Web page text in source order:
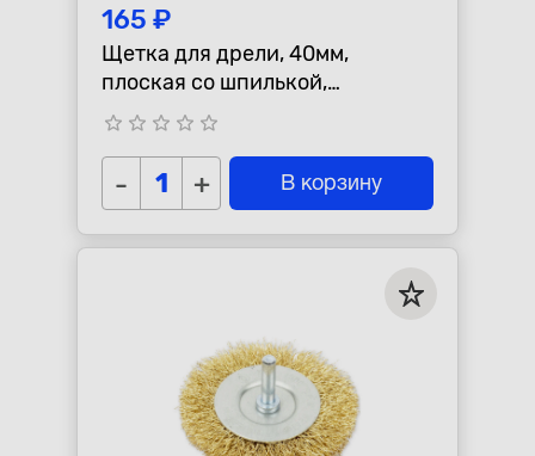
165 ₽
Щетка для дрели, 40мм,
плоская со шпилькой,
латунированная витая
проволока
star_border star_border star_border star_border star_border
- + В корзину